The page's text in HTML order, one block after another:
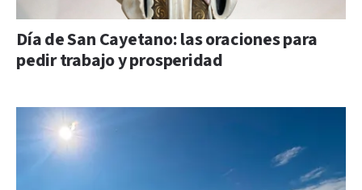
Día de San Cayetano: las oraciones para
pedir trabajo y prosperidad